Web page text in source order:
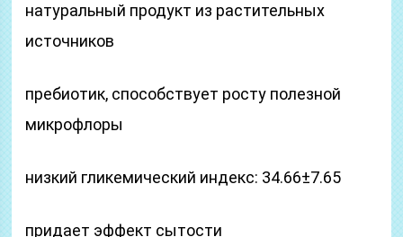
натуральный продукт из растительных
источников
пребиотик, способствует росту полезной
микрофлоры
низкий гликемический индекс: 34.66±7.65
придает эффект сытости